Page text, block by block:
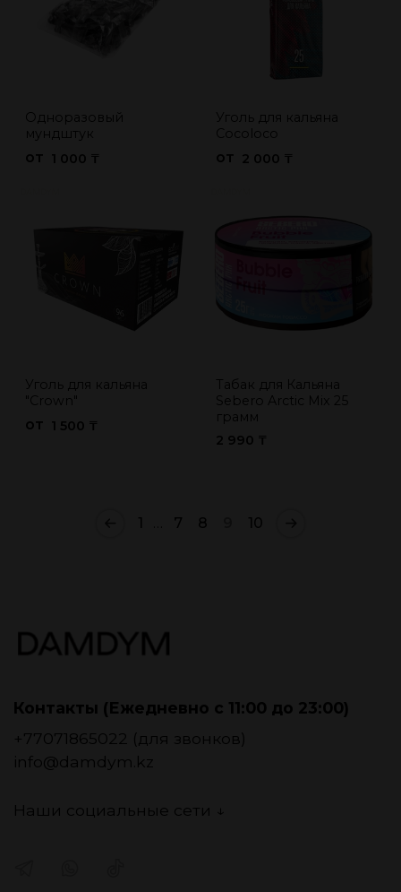
Одноразовый
мундштук
от 1 000 ₸
Уголь для кальяна
Cocoloco
от 2 000 ₸
Уголь для кальяна
"Crown"
от 1 500 ₸
Табак для Кальяна
Sebero Arctic Mix 25
грамм
2 990 ₸
1 7 8 10
Контакты (Ежедневно с 11:00 до 23:00)
+77071865022 (для звонков)
info@damdym.kz
Наши социальные сети ↓